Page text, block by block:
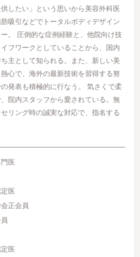
したい」という思いから美容外科医
吸引などでトータルボディデザイン
。 圧倒的な症例経験と、他院向け技
フワークとしていることから、国内
主として知られる。また、新しい美
心で、海外の最新技術を習得する努
発表も積極的に行なう。 気さくで柔
院内スタッフから愛されている。無
リング時の誠実な対応で、指名する
医
医
正会員
医